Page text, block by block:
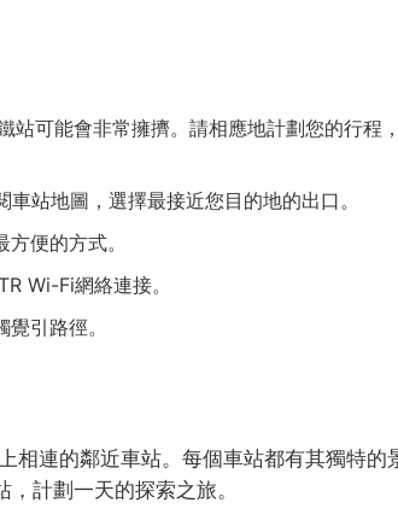
可能會非常擁擠。請相應地計劃您的行程
站地圖，選擇最接近您目的地的出口。
便的方式。
Wi-Fi網絡連接。
引路徑。
相連的鄰近車站。每個車站都有其獨特的
計劃一天的探索之旅。